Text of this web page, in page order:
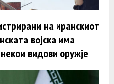
на иранскиот
војска има
видови оружје